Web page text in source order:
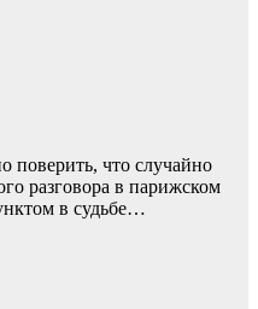
поверить, что случайно
разговора в парижском
в судьбе…